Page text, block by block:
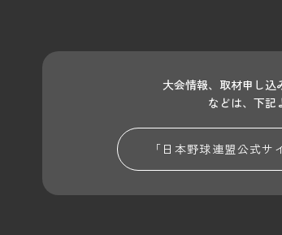
大会情報、取材申し込
などは、下記
「日本野球連盟公式サ